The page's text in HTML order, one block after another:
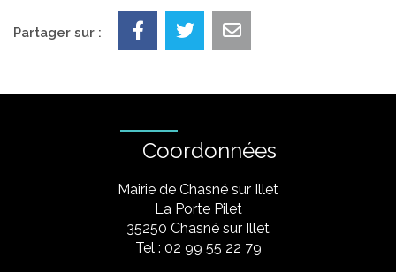
Partager sur :
Coordonnées
Mairie de Chasné sur Illet
La Porte Pilet
35250 Chasné sur Illet
Tel : 02 99 55 22 79